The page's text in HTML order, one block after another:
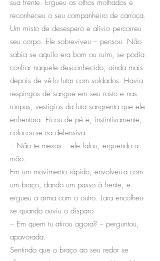
sua frente. Ergueu os olhos molhados e
reconheceu o seu companheiro de carroça.
Um misto de desespero e alívio percorreu
seu corpo. Ele sobreviveu – pensou. Não
sabia se aquilo era bom ou ruim, se podia
confiar naquele desconhecido, ainda mais
depois de vê-lo lutar com soldados. Havia
respingos de sangue em seu rosto e nas
roupas, vestígios da luta sangrenta que ele
enfrentara. Ficou de pé e, instintivamente,
colocou-se na defensiva.
– Não te mexas – ele falou, erguendo a
mão.
Em um movimento rápido, envolveu-a com
um braço, dando um passo à frente, e
ergueu a arma com o outro. Lara encolheu-
se quando ouviu o disparo.
– Em quem tu atirou agora? – perguntou,
apavorada.
Sentindo que o braço ao seu redor se